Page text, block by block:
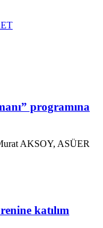
programına
AKSOY, ASÜER
katılım